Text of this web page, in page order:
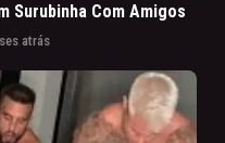
Surubinha Com Amigos
atrás